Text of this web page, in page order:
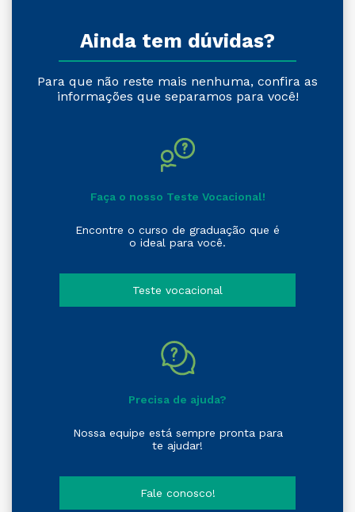
Ainda tem dúvidas?
Para que não reste mais nenhuma, confira as
informações que separamos para você!
Faça o nosso Teste Vocacional!
Encontre o curso de graduação que é
o ideal para você.
Teste vocacional
Precisa de ajuda?
Nossa equipe está sempre pronta para
te ajudar!
Fale conosco!